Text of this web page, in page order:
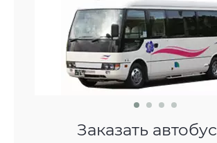
Заказать автобус